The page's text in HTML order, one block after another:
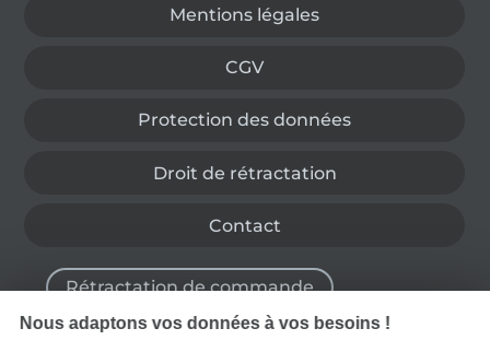
Mentions légales
CGV
Protection des données
Droit de rétractation
Contact
Rétractation de commande
Nous adaptons vos données à vos besoins !